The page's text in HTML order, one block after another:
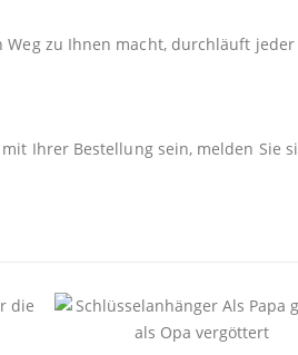
Weg zu Ihnen macht, durchläuft
Ihrer Bestellung sein, melden Sie